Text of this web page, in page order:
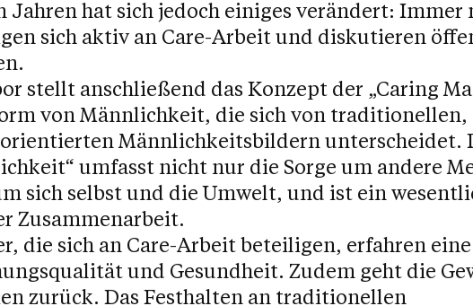
Jahren hat sich jedoch einiges verändert: Immer
sich aktiv an Care-Arbeit und diskutieren
stellt anschließend das Konzept der „Caring
von Männlichkeit, die sich von traditionellen,
Männlichkeitsbildern unterscheidet.
umfasst nicht nur die Sorge um andere
sich selbst und die Umwelt, und ist ein
Zusammenarbeit.
die sich an Care-Arbeit beteiligen, erfahren eine
und Gesundheit. Zudem geht die
zurück. Das Festhalten an traditionellen